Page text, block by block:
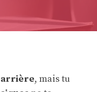
, mais tu